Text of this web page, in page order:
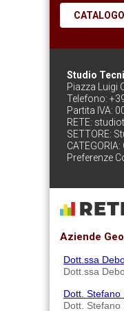
Studio
Piazza Luigi
Telefono:
Partita IVA:
RETE:
SETTORE:
CATEGORIA:
Preferenze
Aziende
Dott.ssa
Dott.ssa
Dott. Stefano
Dott. Stefano